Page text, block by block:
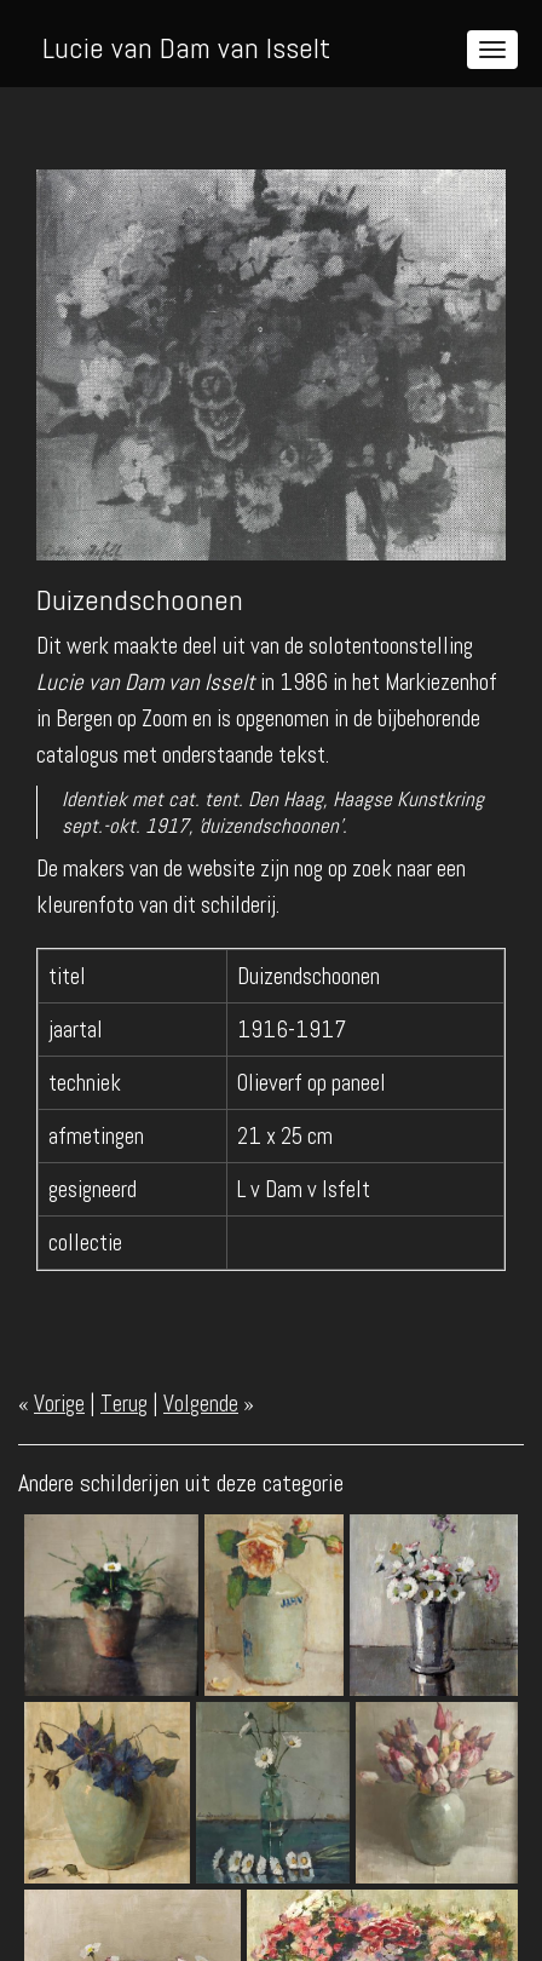
Lucie van Dam van Isselt
Duizendschoonen
Dit werk maakte deel uit van de solotentoonstelling
Lucie van Dam van Isseltin 1986 in het Markiezenhof
in Bergen op Zoom en is opgenomen in de bijbehorende
catalogus met onderstaande tekst.
Identiek met cat. tent. Den Haag, Haagse Kunstkring
sept.-okt. 1917, 'duizendschoonen'.
De makers van de website zijn nog op zoek naar een
kleurenfoto van dit schilderij.
titel
Duizendschoonen
jaartal
1916-1917
techniek
Olieverf op paneel
afmetingen
21 x 25 cm
gesigneerd
L v Dam v Isfelt
collectie
« Vorige | Terug | Volgende »
Andere schilderijen uit deze categorie